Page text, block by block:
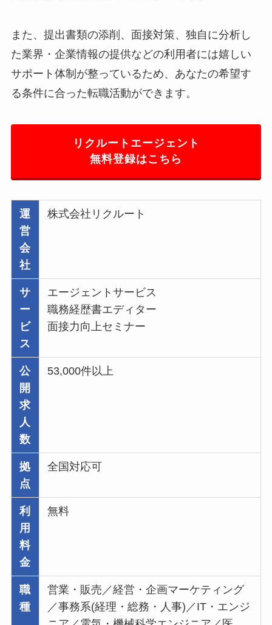
また、提出書類の添削、面接対策、独自に分析し
た業界・企業情報の提供などの利用者には嬉しい
サポート体制が整っているため、あなたの希望す
る条件に合った転職活動ができます。
リクルートエージェント
無料登録はこちら
運
営
会
社
株式会社リクルート
サ
ー
ビ
ス
エージェントサービス
職務経歴書エディター
面接力向上セミナー
公
開
求
人
数
53,000件以上
拠
点
全国対応可
利
用
料
金
無料
職
種
営業・販売／経営・企画マーケティング
／事務系(経理・総務・人事)／IT・エンジ